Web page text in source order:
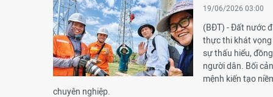
19/06/2026 03:00
(BĐT) - Đất nước
thực thi khát
sự thấu hiểu,
người dân. Bối
mệnh kiến tạo
chuyên nghiệp.